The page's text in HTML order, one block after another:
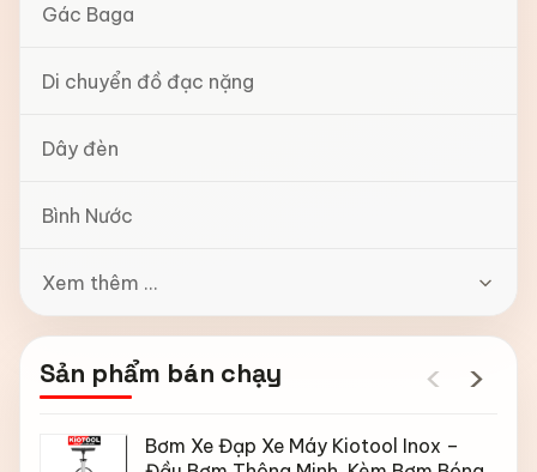
Gác Baga
Di chuyển đồ đạc nặng
Dây đèn
Bình Nước
Xem thêm ...
Sản phẩm bán chạy ‹ ›
Bơm Xe Đạp Xe Máy Kiotool Inox –